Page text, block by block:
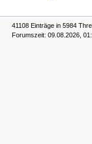
41108 Einträge in 5984
Forumszeit: 09.08.2026,